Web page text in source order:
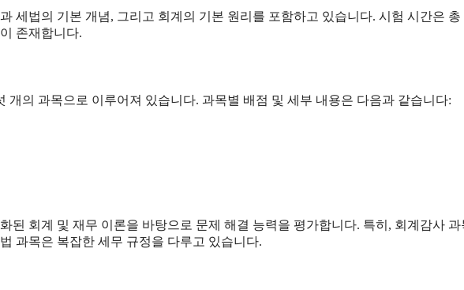
세법의 기본 개념, 그리고 회계의 기본 원리를 포함하고 있습니다. 시험 시간은 총
존재합니다.
개의 과목으로 이루어져 있습니다. 과목별 배점 및 세부 내용은 다음과 같습니다:
된 회계 및 재무 이론을 바탕으로 문제 해결 능력을 평가합니다. 특히, 회계감사 과
과목은 복잡한 세무 규정을 다루고 있습니다.